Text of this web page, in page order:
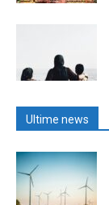
Ultime news